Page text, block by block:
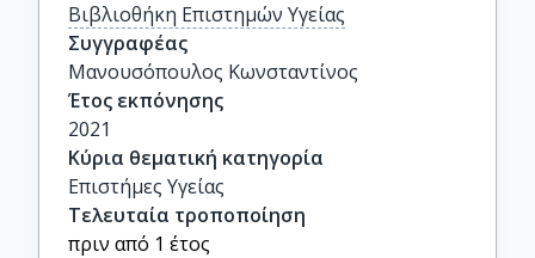
Βιβλιοθήκη Επιστημών Υγείας
Συγγραφέας
Μανουσόπουλος Κωνσταντίνος
Έτος εκπόνησης
2021
Κύρια θεματική κατηγορία
Επιστήμες Υγείας
Τελευταία τροποποίηση
πριν από 1 έτος